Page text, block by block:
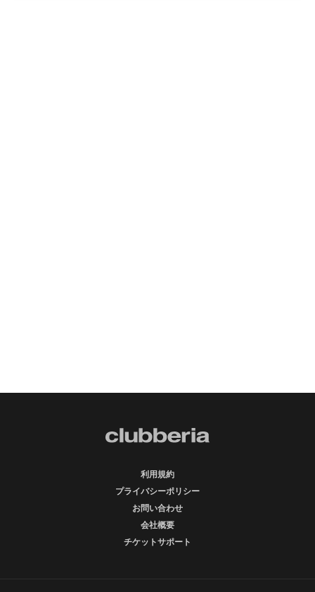
利用規約
プライバシーポリシー
お問い合わせ
会社概要
チケットサポート